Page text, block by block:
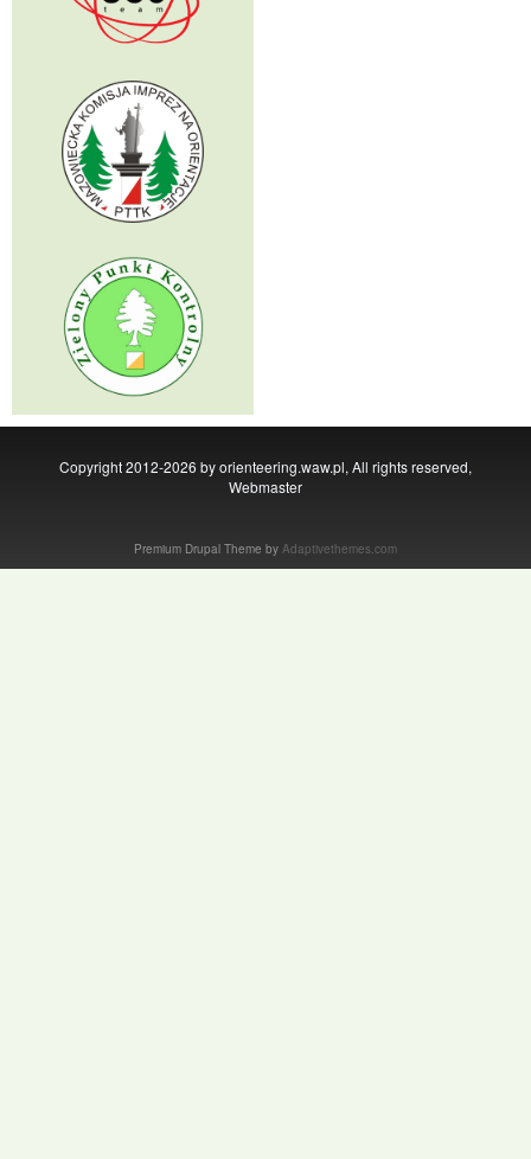
Copyright 2012-2026 by orienteering.waw.pl, All rights reserved,
Webmaster
Premium Drupal Theme by Adaptivethemes.com